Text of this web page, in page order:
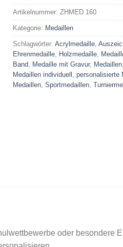
Artikelnummer: ZHMED 160
Kategorie: Medaillen
Schlagwörter: Acrylmedaille
Ehrenmedaille Holzmedaille
Band Medaille mit Gravur, Medaillen
Medaillen individuell personalisierte
Medaillen Sportmedaillen
oder besondere